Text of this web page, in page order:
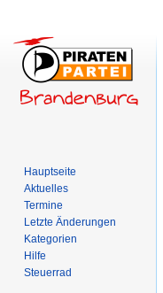
Hauptseite
Aktuelles
Termine
Letzte Änderungen
Kategorien
Hilfe
Steuerrad